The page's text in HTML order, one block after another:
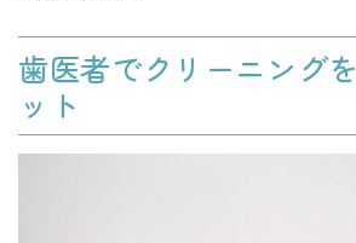
歯医者でクリーニング
ット